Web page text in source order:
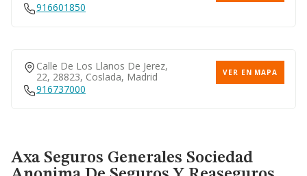
Calle Cercedilla, 3, 28015,
916601850
Calle De Los Llanos De Jerez,
22, 28823, Coslada, Madrid
VER EN MAPA
916737000
Axa Seguros Generales Sociedad